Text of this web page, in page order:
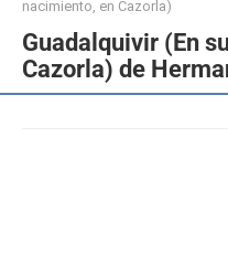
nacimiento, en Cazorla)
Guadalquivir (En
Cazorla) de